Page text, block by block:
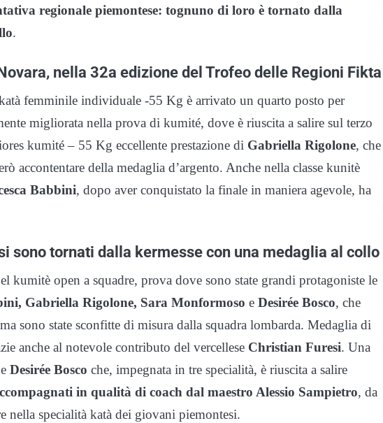
regionale piemontese: tognuno di loro è tornato dalla
.
nella 32a edizione del Trofeo delle Regioni Fikta
femminile individuale -55 Kg è arrivato un quarto posto per
migliorata nella prova di kumité, dove è riuscita a salire sul terzo
kumité – 55 Kg eccellente prestazione di Gabriella Rigolone, che
accontentare della medaglia d’argento. Anche nella classe kunitè
Babbini, dopo aver conquistato la finale in maniera agevole, ha
sono tornati dalla kermesse con una medaglia al collo
kumitè open a squadre, prova dove sono state grandi protagoniste le
Gabriella Rigolone, Sara Monformoso e Desirée Bosco, che
sono state sconfitte di misura dalla squadra lombarda. Medaglia di
anche al notevole contributo del vercellese Christian Furesi. Una
Desirée Bosco che, impegnata in tre specialità, è riuscita a salire
in qualità di coach dal maestro Alessio Sampietro, da
nella specialità katà dei giovani piemontesi.